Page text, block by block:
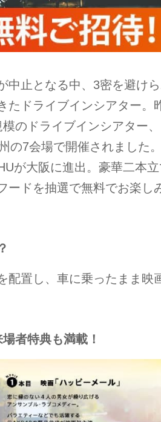
中止となる中、3密を避け
たドライブインシアター。
のドライブインシアター
の7会場で開催されました
が大阪に進出。豪華二本
ードを抽選で無料でお楽し
配置し、車に乗ったまま映
者特典も満載！